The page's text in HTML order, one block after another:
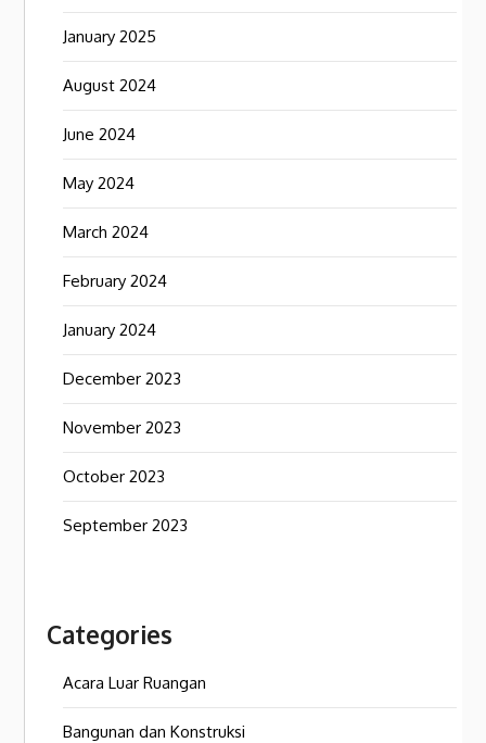
January 2025
August 2024
June 2024
May 2024
March 2024
February 2024
January 2024
December 2023
November 2023
October 2023
September 2023
Categories
Acara Luar Ruangan
Bangunan dan Konstruksi